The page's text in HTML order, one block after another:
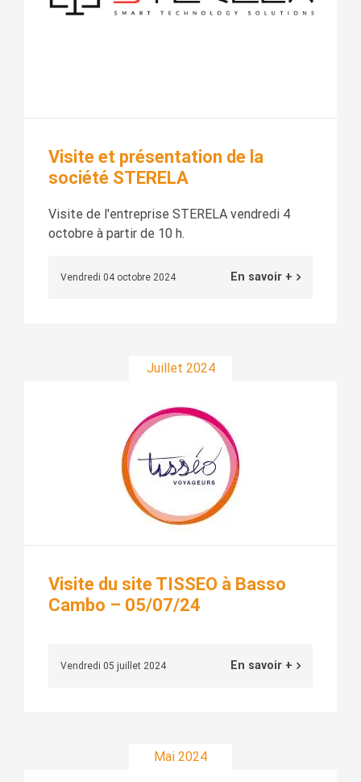
Visite et présentation de la
société STERELA
Visite de l'entreprise STERELA vendredi 4
octobre à partir de 10 h.
Vendredi 04 octobre 2024 En savoir +
Juillet 2024
Visite du site TISSEO à Basso
Cambo – 05/07/24
Vendredi 05 juillet 2024 En savoir +
Mai 2024